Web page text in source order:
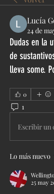
Lucía
24 de
Dudas en la
de
lleva some.
0
1
Escribir un
Lo más nuevo
25 may